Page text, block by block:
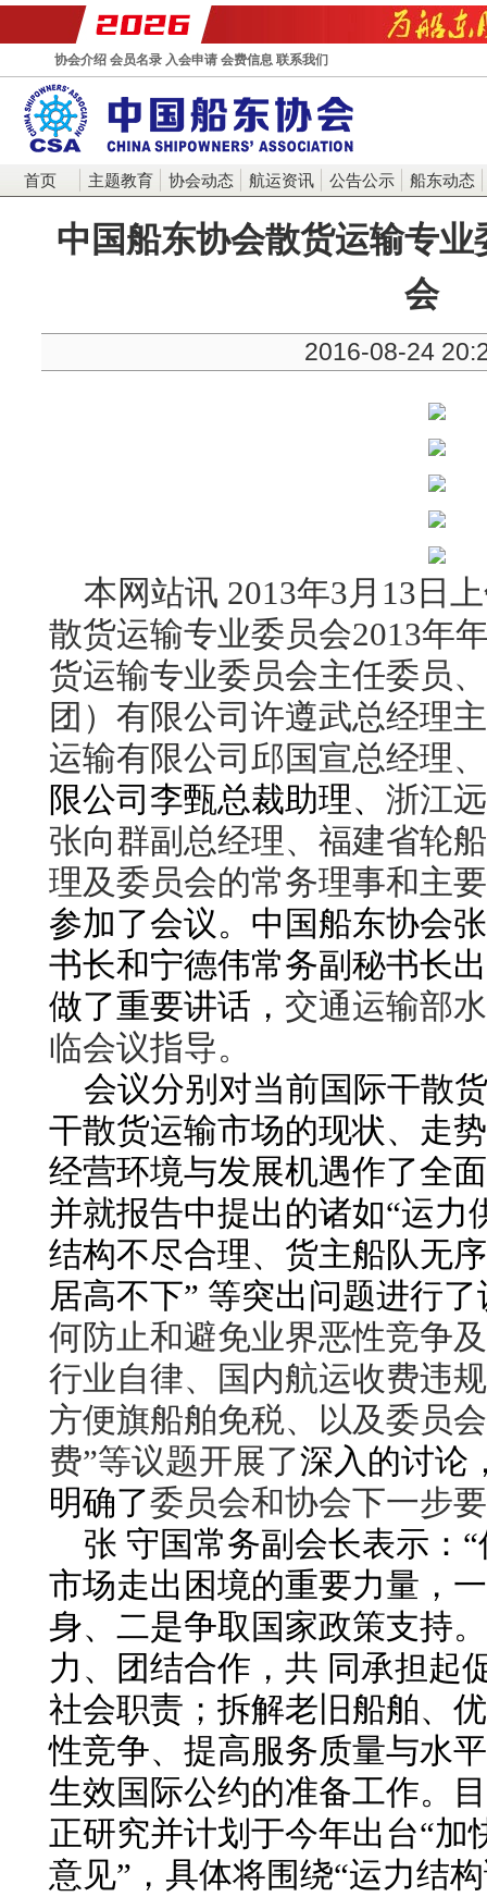
协会介绍 会员名录 入会申请 会费信息 联系我们
首页 主题教育 协会动态 航运资讯 公告公示 船东动态
中国船东协会散货运输专业
会
2016-08-24
本网站讯 2013年3月 13 日
散货运输专业委员会2013年
货运输专业委员会主任委员
团）有限公司许遵武总经理
运输有限公司邱国宣总经理、
限公司李甄总裁助理、 浙江
张向群副总经理、 福建省轮
理及委员会的常务理事和主
参加了会议。 中国船东协会
书长和宁德伟常务副秘书长
做了重要讲话， 交通运输部
临会议指导。
会议分别对当前国际干散
干散货运输市场的现状、走
经营环境与发展机遇作了全
并就报告中提出的诸如“运力
结构不尽合理、货主船队无
居高不下” 等突出问题进行
何防止和避免业界恶性竞争
行业自律、国内航运收费违
方便旗船舶免税、以及委员
费”等议题开展了深入的讨论
明确了委员会和协会下一步
张 守国常务副会长表示：
市场走出困境的重要力量，
身、二是争取国家政策支持
力、团结合作，共 同承担起
社会职责；拆解老旧船舶、
性竞争、提高服务质量与水
生效国际公约的准备工作。
正研究并计划于今年出台“加
意见”，具体将围绕“运力结